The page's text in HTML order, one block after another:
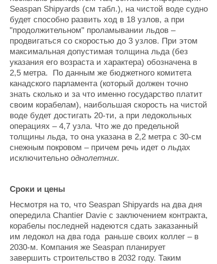
Seaspan Shipyards (см табл.), на чистой воде судно
будет способно развить ход в 18 узлов, а при
"продолжительном" проламывании льдов –
продвигаться со скоростью до 3 узлов. При этом
максимальная допустимая толщина льда (без
указания его возраста и характера) обозначена в
2,5 метра. По данным же бюджетного комитета
канадского парламента (который должен точно
знать сколько и за что именно государство платит
своим корабелам), наибольшая скорость на чистой
воде будет достигать 20-ти, а при ледокольных
операциях – 4,7 узла. Что же до предельной
толщины льда, то она указана в 2,2 метра с 30-см
снежным покровом – причем речь идет о льдах
исключительно однолетних.
Сроки и цены
Несмотря на то, что Seaspan Shipyards на два дня
опередила Chantier Davie с заключением контракта,
корабелы последней надеются сдать заказанный
им ледокол на два года раньше своих коллег – в
2030-м. Компания же Seaspan планирует
завершить строительство в 2032 году. Таким